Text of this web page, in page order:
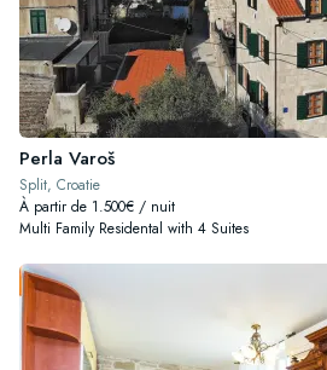
Perla Varoš
Split, Croatie
À partir de 1.500€ / nuit
Multi Family Residental with 4 Suites